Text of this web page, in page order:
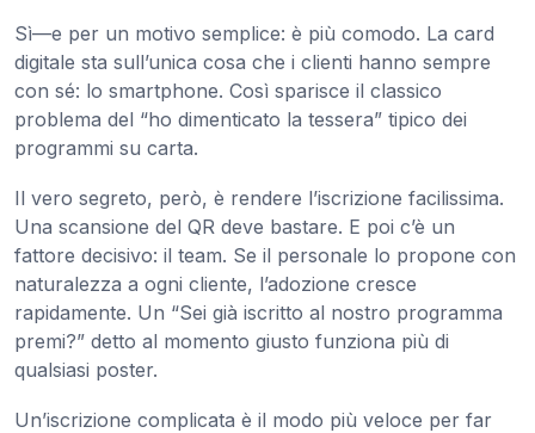
Sì—e per un motivo semplice: è più comodo. La card
digitale sta sull’unica cosa che i clienti hanno sempre
con sé: lo smartphone. Così sparisce il classico
problema del “ho dimenticato la tessera” tipico dei
programmi su carta.
Il vero segreto, però, è rendere l’iscrizione facilissima.
Una scansione del QR deve bastare. E poi c’è un
fattore decisivo: il team. Se il personale lo propone con
naturalezza a ogni cliente, l’adozione cresce
rapidamente. Un “Sei già iscritto al nostro programma
premi?” detto al momento giusto funziona più di
qualsiasi poster.
Un’iscrizione complicata è il modo più veloce per far